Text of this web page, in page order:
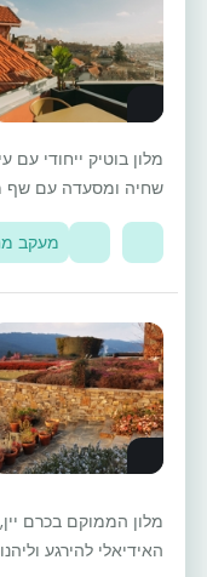
מלון בוטיק ייחודי עם
שחיה ומסעדה עם שף
מעקב
מלון הממוקם בכרם
האידיאלי להירגע